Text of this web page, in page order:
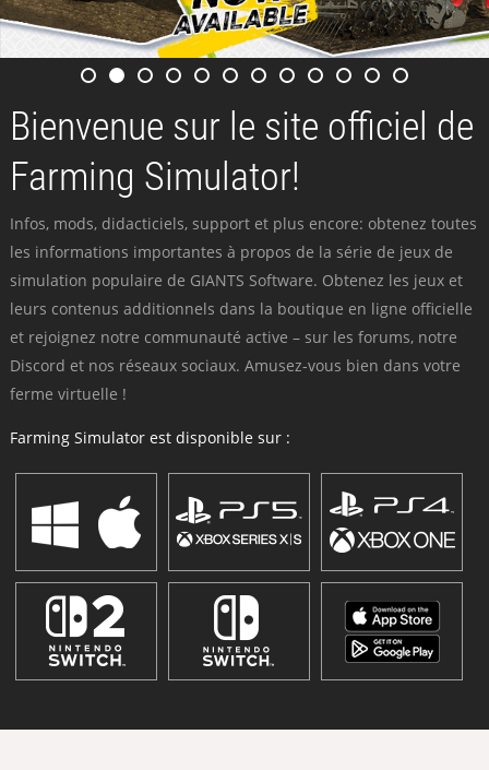
Bienvenue sur le site officiel de
Farming Simulator!
Infos, mods, didacticiels, support et plus encore: obtenez toutes
les informations importantes à propos de la série de jeux de
simulation populaire de GIANTS Software. Obtenez les jeux et
leurs contenus additionnels dans la boutique en ligne officielle
et rejoignez notre communauté active – sur les forums, notre
Discord et nos réseaux sociaux. Amusez-vous bien dans votre
ferme virtuelle !
Farming Simulator est disponible sur :